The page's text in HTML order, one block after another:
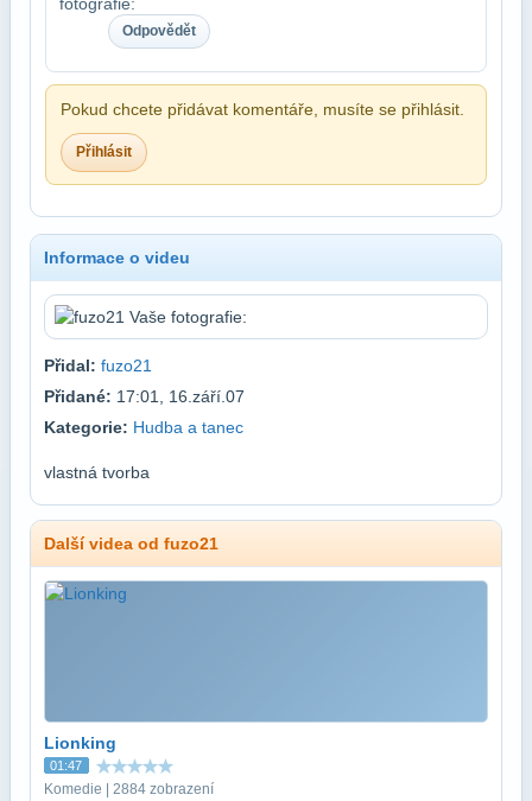
Odpovědět
Pokud chcete přidávat komentáře, musíte se přihlásit.
Přihlásit
Informace o videu
Přidal: fuzo21
Přidané: 17:01, 16.září.07
Kategorie: Hudba a tanec
vlastná tvorba
Další videa od fuzo21
Lionking
01:47
Komedie | 2884 zobrazení